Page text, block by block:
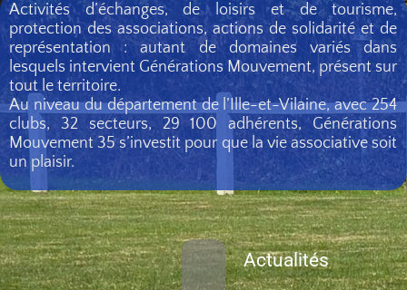
Activités d’échanges, de loisirs et de tourisme,
protection des associations, actions de solidarité et de
représentation : autant de domaines variés dans
lesquels intervient Générations Mouvement, présent sur
tout le territoire.
Au niveau du département de l’Ille-et-Vilaine, avec 254
clubs, 32 secteurs, 29 100 adhérents, Générations
Mouvement 35 s’investit pour que la vie associative soit
un plaisir.
Actualités